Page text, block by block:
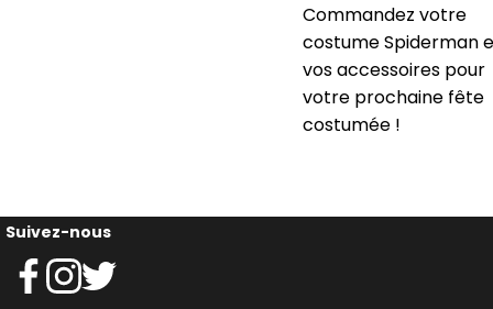
Commandez votre
costume Spiderman
vos accessoires pour
votre prochaine fête
costumée !
Suivez-nous